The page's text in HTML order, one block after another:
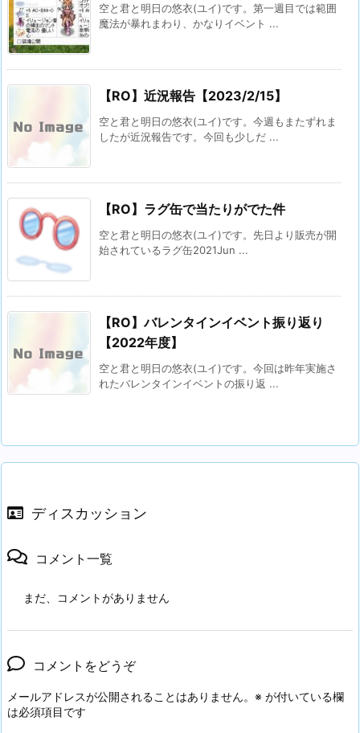
空と君と明日の悠衣(ユイ)です。第一週目では範囲
魔法が暴れまわり、かなりイベント ...
【RO】近況報告【2023/2/15】
空と君と明日の悠衣(ユイ)です。今週もまたずれま
したが近況報告です。今回も少しだ ...
【RO】ラグ缶で当たりがでた件
空と君と明日の悠衣(ユイ)です。先日より販売が開
始されているラグ缶2021Jun ...
【RO】バレンタインイベント振り返り
【2022年度】
空と君と明日の悠衣(ユイ)です。今回は昨年実施さ
れたバレンタインイベントの振り返 ...
ディスカッション
コメント一覧
まだ、コメントがありません
コメントをどうぞ
メールアドレスが公開されることはありません。 ※ が付いている欄
は必須項目です